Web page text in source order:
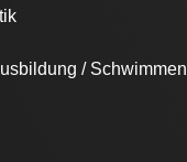
/ Schwimmen